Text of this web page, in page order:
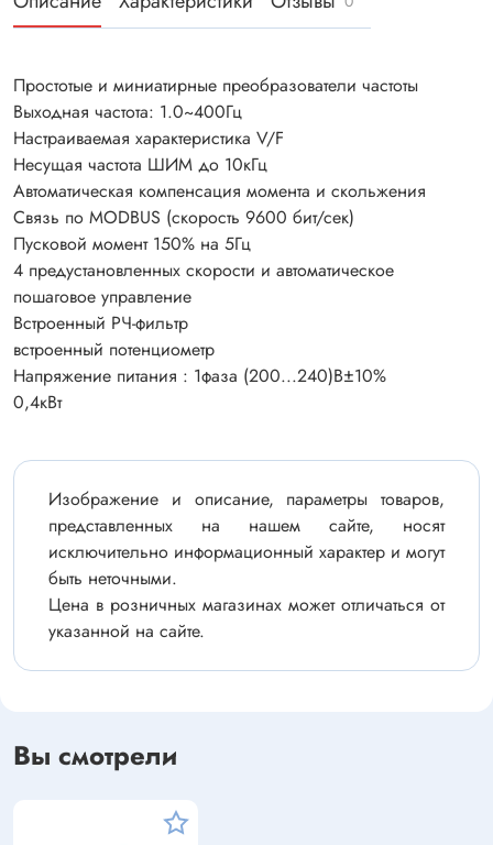
Простотые и миниатирные преобразователи частоты
Выходная частота: 1.0~400Гц
Настраиваемая характеристика V/F
Несущая частота ШИМ до 10кГц
Автоматическая компенсация момента и скольжения
Связь по MODBUS (скорость 9600 бит/сек)
Пусковой момент 150% на 5Гц
4 предустановленных скорости и автоматическое
пошаговое управление
Встроенный РЧ-фильтр
встроенный потенциометр
Напряжение питания : 1фаза (200...240)В±10%
0,4кВт
Изображение и описание, параметры товаров,
представленных на нашем сайте, носят
исключительно информационный характер и могут
быть неточными.
Цена в розничных магазинах может отличаться от
указанной на сайте.
Вы смотрели